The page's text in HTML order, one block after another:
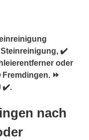
Steinreinigung, ✔️
oder
⏩
✔️.
nach